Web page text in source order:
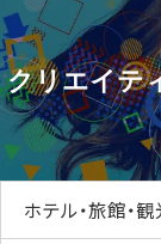
クリエイテ
ホテル・旅館・観